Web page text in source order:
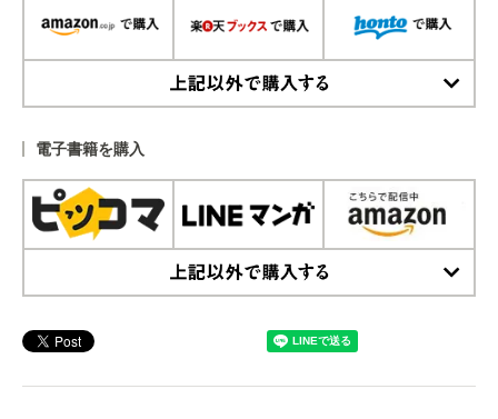
電子書籍を購入